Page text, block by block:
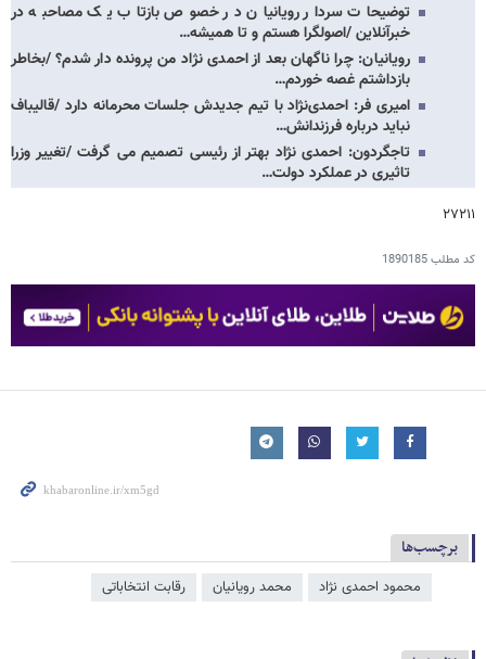
توضیحات سردار رویانیان در خصوص بازتاب یک مصاحبه در
خبرآنلاین /اصولگرا هستم و تا همیشه…
رویانیان: چرا ناگهان بعد از احمدی نژاد من پرونده دار شدم؟ /بخاطر
بازداشتم غصه خوردم…
امیری فر: احمدی‌نژاد با تیم جدیدش جلسات محرمانه دارد /قالیباف
نباید درباره فرزندانش…
تاجگردون: احمدی نژاد بهتر از رئیسی تصمیم می گرفت /تغییر وزرا
تاثیری در عملکرد دولت…
۲۷۲۱۱
کد مطلب1890185
برچسب‌ها
محمود احمدی ‌نژاد محمد رویانیان رقابت انتخاباتی